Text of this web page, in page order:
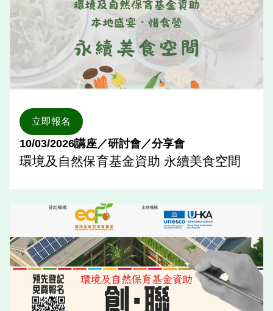
立即報名
10/03/2026講座／研討會／分享會
環境及自然保育基金資助 永續美食空間